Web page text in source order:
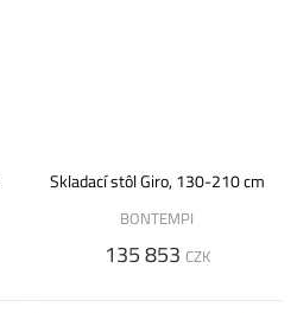
Skladací stôl Giro, 130-210 cm
BONTEMPI
135 853 CZK